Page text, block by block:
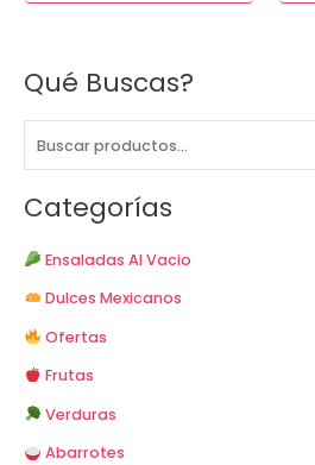
Qué Buscas?
B
c
a
p
:
Categorías
Ensaladas Al Vacio
Dulces Mexicanos
Ofertas
Frutas
Verduras
Abarrotes